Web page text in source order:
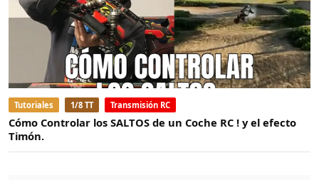
Tutoriales 1/8 TT Transmisión RC
Cómo Controlar los SALTOS de un Coche RC ! y el efecto
Timón.